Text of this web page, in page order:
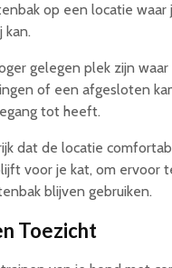
op een locatie waar
kan.
gelegen plek zijn
of een afgesloten
tot heeft.
dat de locatie
voor je kat, om ervoor
blijven gebruiken.
Toezicht